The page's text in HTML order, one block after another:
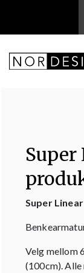
Super
Super Linear
Velg mellom
(100cm).